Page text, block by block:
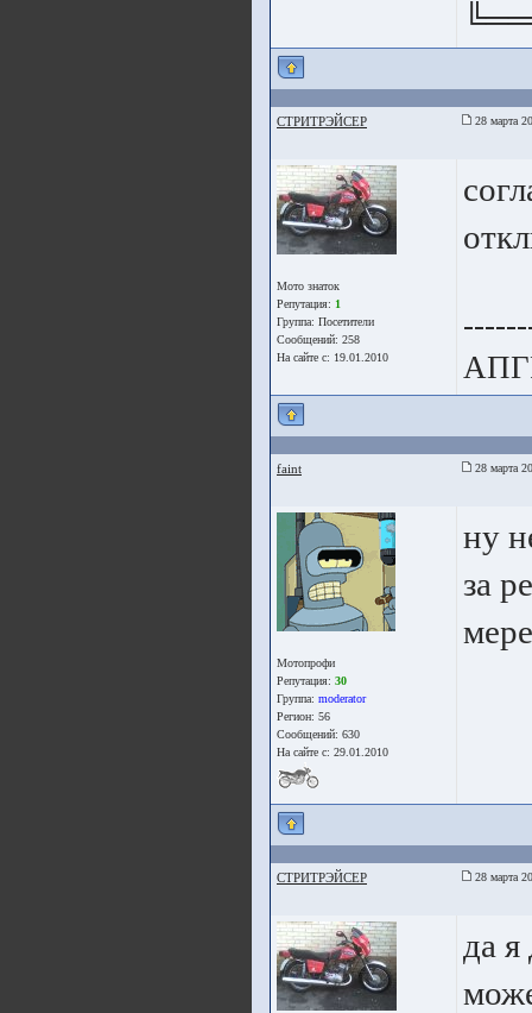
СТРИТРЭЙСЕР 28 марта
Мото знаток
Репутация: 1
Группа: Посетители
Сообщений: 258
На сайте с: 19.01.2010
faint 28 марта
Мотопрофи
Репутация: 30
Группа: moderator
Регион: 56
Сообщений: 630
На сайте с: 29.01.2010
ну
за
СТРИТРЭЙСЕР 28 марта
да